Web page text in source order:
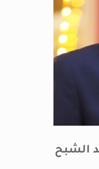
الشبح